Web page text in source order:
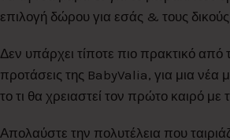
επιλογή δώρου για εσάς & τους
Δεν υπάρχει τίποτε πιο πρακτικό από
προτάσεις της BabyValia, για μια νέα
το τι θα χρειαστεί τον πρώτο καιρό με
Απολαύστε την πολυτέλεια που